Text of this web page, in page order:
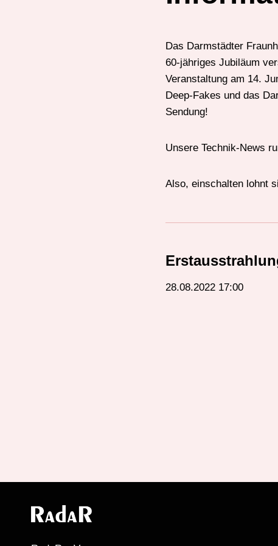
Das Darmstädter
60-jähriges Jubiläum
Veranstaltung am 14.
Deep-Fakes und das
Sendung!
Unsere Technik-News
Also, einschalten lohnt
28.08.2022 17:00